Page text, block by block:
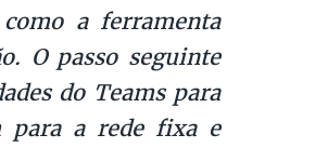
a ferramenta
O passo seguinte
do Teams para
para a rede fixa e